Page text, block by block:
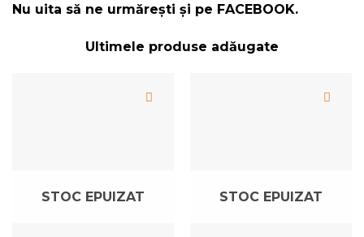
Nu uita să ne urmărești și pe FACEBOOK.
Ultimele produse adăugate
STOC EPUIZAT STOC EPUIZAT